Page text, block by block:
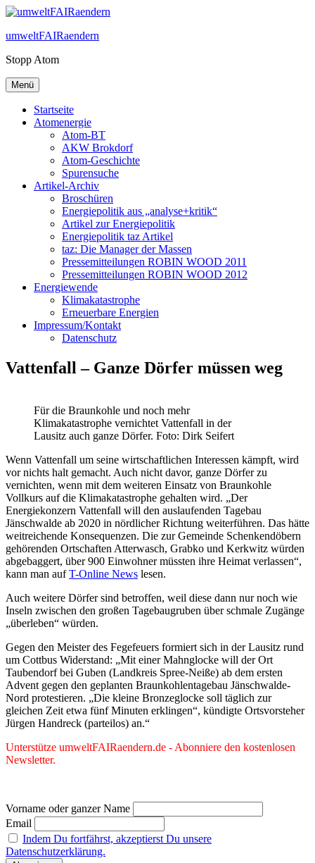
Zum
springen
umweltFAIRaendern
Stopp Atom
Menü
Startseite
Atomenergie
Atom-BT
AKW Brokdorf
Atom-Geschichte
Spurensuche
Artikel-Archiv
Broschüren
Energiepolitik aus „analyse+kritik“
Artikel zur Energiepolitik
Energiepolitik taz Artikel
taz: Die Manager der Massen
Pressemitteilungen ROBIN WOOD 2011
Pressemitteilungen ROBIN WOOD 2012
Energiewende
Klimakatastrophe
Erneuerbare Energien
Impressum/Kontakt
Datenschutz
Vattenfall – Ganze Dörfer müssen weg
Für die Braunkohle und noch mehr
Klimakatastrophe vernichtet Vattenfall in der
Lausitz auch ganze Dörfer. Foto: Dirk Seifert
Wenn Vattenfall um seine wirtschaftlichen Interessen kämpft, wird
vor nichts halt gemacht. Auch nicht davor, ganze Dörfer zu
vernichten, wenn mit dem weiteren Einsatz von Braunkohle
Vollkurs auf die Klimakatastrophe gehalten wird. „Der
Energiekonzern Vattenfall will den auslaufenden Tagebau
Jänschwalde ab 2020 in nördlicher Richtung weiterführen. Das hätte
weitreichende Konsequenzen. Die zur Gemeinde Schenkendöbern
gehörenden Ortschaften Atterwasch, Grabko und Kerkwitz würden
abgebaggert, über 900 Einwohner müssten ihre Heimat verlassen“,
kann man aufT-Online News lesen.
Auch weitere Dörfer sind betroffen, weil diese dann nur noch wie
Inseln zwischen den großen Tagebaugruben über schmale Zugänge
„überleben“ würden.
Gegen den Meister des Fegefeuers formiert sich in der Lausitz rund
um Cottbus Widerstand: „Mit einer Mahnglocke will der Ort
Taubendorf bei Guben (Landkreis Spree-Neiße) ab dem ersten
Advent gegen den geplanten Braunkohlentagebau Jänschwalde-
Nord protestieren. „Die kleine Bronzeglocke soll täglich zur
gleichen Zeit etwa fünf Minuten erklingen“, kündigte Ortsvorsteher
Jürgen Handreck (parteilos) an.“
Unterstütze umweltFAIRaendern.de - Abonniere den kostenlosen
Newsletter.
Vorname oder ganzer Name
Email
Indem Du fortfährst, akzeptierst Du unsere
Datenschutzerklärung.